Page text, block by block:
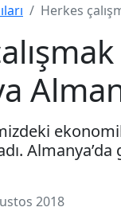
Herkes
2018